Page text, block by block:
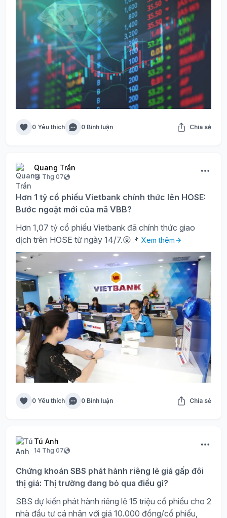
0 Yêu thích 0 Bình luận Chia sẻ
Quang Trần
14 Thg 07
Hơn 1 tỷ cổ phiếu Vietbank chính thức lên HOSE:
Bước ngoặt mới của mã VBB?
Hơn 1,07 tỷ cổ phiếu Vietbank đã chính thức giao
dịch trên HOSE từ ngày 14/7.😲📌 Xem thêm
0 Yêu thích 0 Bình luận Chia sẻ
Tú Anh
14 Thg 07
Chứng khoán SBS phát hành riêng lẻ giá gấp đôi
thị giá: Thị trường đang bỏ qua điều gì?
SBS dự kiến phát hành riêng lẻ 15 triệu cổ phiếu cho 2
nhà đầu tư cá nhân với giá 10.000 đồng/cổ phiếu,